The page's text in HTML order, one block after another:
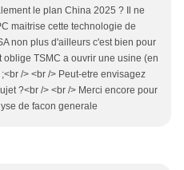
le plan China 2025 ? Il ne
maitrise cette technologie de
non plus d'ailleurs c'est bien pour
TSMC a ouvrir une usine (en
/> <br /> Peut-etre envisagez
?<br /> <br /> Merci encore pour
de facon generale